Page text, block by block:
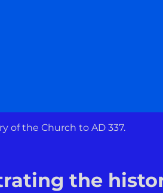
of the Church to AD 337.
the